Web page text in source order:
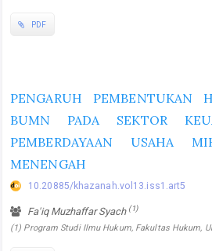
PDF
PENGARUH PEMBENTUKAN
BUMN PADA SEKTOR
PEMBERDAYAAN USAHA
MENENGAH
10.20885/khazanah.vol13.iss1.art5
Fa'iq Muzhaffar Syach (1)
(1) Program Studi Ilmu Hukum, Fakultas Hukum,